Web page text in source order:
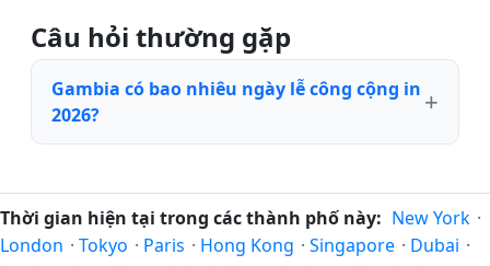
Câu hỏi thường gặp
Gambia có bao nhiêu ngày lễ công cộng in
2026?
Thời gian hiện tại trong các thành phố này: New York ·
London · Tokyo · Paris · Hong Kong · Singapore · Dubai ·